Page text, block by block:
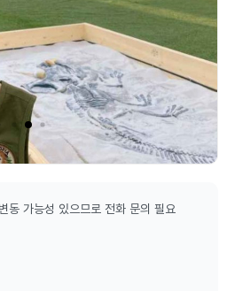
동 가능성 있으므로 전화 문의 필요